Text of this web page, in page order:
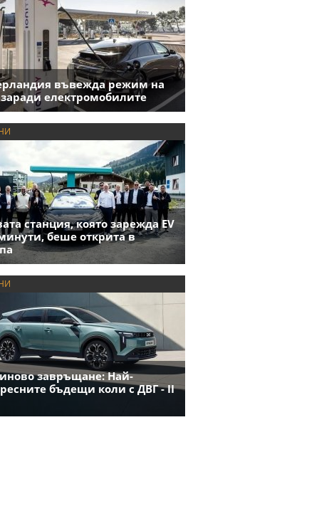
въвежда режим на
заради електромобилите
станция, която зарежда EV
беше открита в
завръщане: Най-
бъдещи коли с ДВГ - II